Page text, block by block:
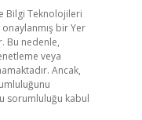
Bilgi Teknolojileri
bir Yer
Bu nedenle,
veya
Ancak,
sorumluluğu kabul